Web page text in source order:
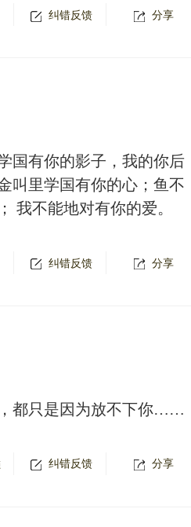
纠错反馈 分享
国有你的影子，我的你后
叫里学国有你的心；鱼不
我不能地对有你的爱。
纠错反馈 分享
都只是因为放不下你……
纠错反馈 分享